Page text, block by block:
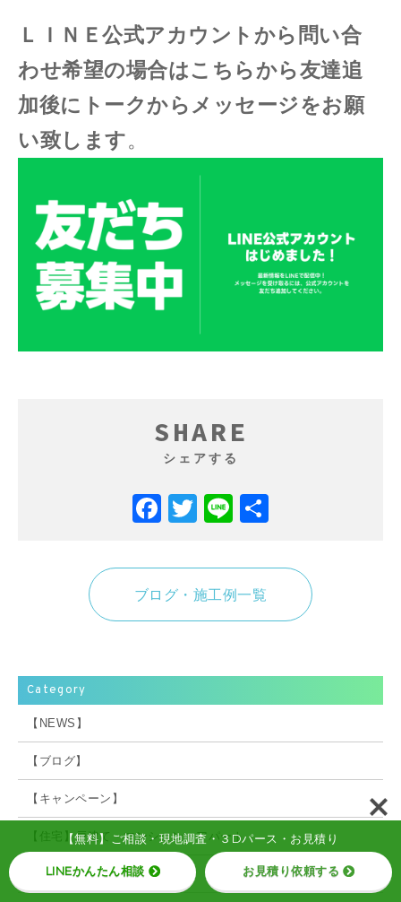
ＬＩＮＥ公式アカウントから問い合
わせ希望の場合はこちらから友達追
加後にトークからメッセージをお願
い致します。
SHARE
シェアする
Facebook
Twitter
Line
ブログ・施工例一覧
Category
【NEWS】
【ブログ】
【キャンペーン】
【住宅】戸建て・マンション・アパート
【店舗】新装・改装・修繕
【無料】ご相談・現地調査・３Dパース・お見積り
LINEかんたん相談 お見積り依頼する